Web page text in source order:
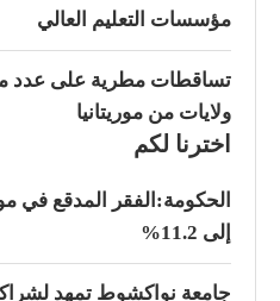
مؤسسات التعليم العالي
تساقطات مطرية على عدد
ولايات من موريتانيا
اخترنا لكم
إلى 11.2%
جامعة نواكشوط تمهد